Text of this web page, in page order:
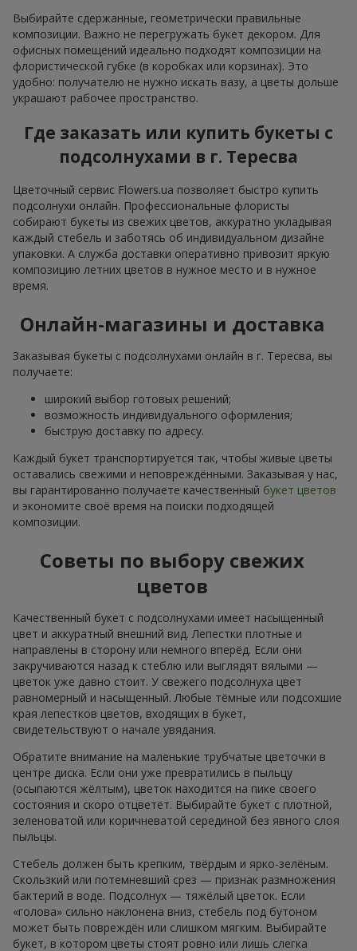
Выбирайте сдержанные, геометрически правильные
композиции. Важно не перегружать букет декором. Для
офисных помещений идеально подходят композиции на
флористической губке (в коробках или корзинах). Это
удобно: получателю не нужно искать вазу, а цветы дольше
украшают рабочее пространство.
Где заказать или купить букеты с
подсолнухами в г. Тересва
Цветочный сервис Flowers.ua позволяет быстро купить
подсолнухи онлайн. Профессиональные флористы
собирают букеты из свежих цветов, аккуратно укладывая
каждый стебель и заботясь об индивидуальном дизайне
упаковки. А служба доставки оперативно привозит яркую
композицию летних цветов в нужное место и в нужное
время.
Онлайн-магазины и доставка
Заказывая букеты с подсолнухами онлайн в г. Тересва, вы
получаете:
широкий выбор готовых решений;
возможность индивидуального оформления;
быструю доставку по адресу.
Каждый букет транспортируется так, чтобы живые цветы
оставались свежими и неповреждёнными. Заказывая у нас,
вы гарантированно получаете качественный букет цветов
и экономите своё время на поиски подходящей
композиции.
Советы по выбору свежих
цветов
Качественный букет с подсолнухами имеет насыщенный
цвет и аккуратный внешний вид. Лепестки плотные и
направлены в сторону или немного вперёд. Если они
закручиваются назад к стеблю или выглядят вялыми —
цветок уже давно стоит. У свежего подсолнуха цвет
равномерный и насыщенный. Любые тёмные или подсохшие
края лепестков цветов, входящих в букет,
свидетельствуют о начале увядания.
Обратите внимание на маленькие трубчатые цветочки в
центре диска. Если они уже превратились в пыльцу
(осыпаются жёлтым), цветок находится на пике своего
состояния и скоро отцветёт. Выбирайте букет с плотной,
зеленоватой или коричневатой серединой без явного слоя
пыльцы.
Стебель должен быть крепким, твёрдым и ярко-зелёным.
Скользкий или потемневший срез — признак размножения
бактерий в воде. Подсолнух — тяжёлый цветок. Если
«голова» сильно наклонена вниз, стебель под бутоном
может быть повреждён или слишком мягким. Выбирайте
букет, в котором цветы стоят ровно или лишь слегка